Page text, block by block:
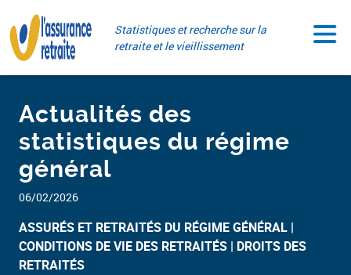
au
contenu
Statistiques et recherche sur la
retraite et le vieillissement
06/02/2026
Actualités des
statistiques du régime
général
ASSURÉS ET RETRAITÉS DU RÉGIME GÉNÉRAL​
CONDITIONS DE VIE DES RETRAITÉS DROITS DES
RETRAITÉS ​